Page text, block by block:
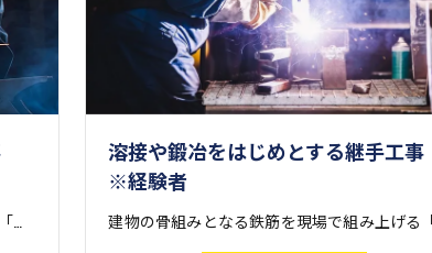
建物の骨組みとなる鉄筋を現場で組み上げる「鉄筋工事」を行う際、火や電気を使った溶接・鍛冶によって鉄筋どうしを繋ぐ仕事です。 鉄筋は工場で製造された後、搬入しやすいようにある程度の長さに切断されます。継手工事は、この短い鉄筋どうしを現場で再び繋ぎ合わせる仕事。大きな建物を建設する際に欠かせない工事です。 一口に継手工事と言っても、その工法は様々。アイズ継手技工株式会社では幅広い継手工事に対応し、他社ではできない仕事も請け負っているため、現場経験を通してレベルの高い技術が身に付きます。
溶接や鍛冶をはじめとする継手工事
※経験者